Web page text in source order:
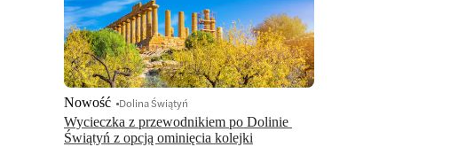
Wycieczka z przewodnikiem po Dolinie
Świątyń z opcją ominięcia kolejki
Nowość Dolina Świątyń